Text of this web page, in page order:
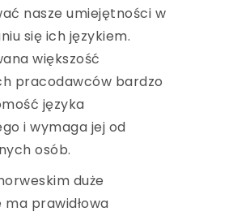
nasze umiejętności w
się ich językiem.
większość
pracodawców bardzo
języka
i wymaga jej od
osób.
duże
ma prawidłowa